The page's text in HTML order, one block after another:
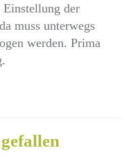
der
muss unterwegs
werden. Prima